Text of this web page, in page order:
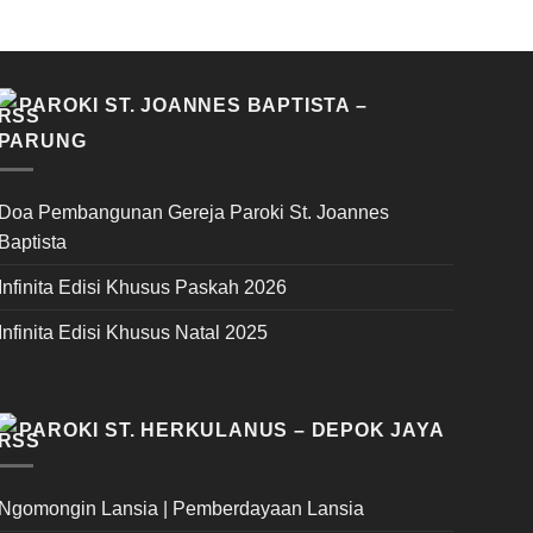
PAROKI ST. JOANNES BAPTISTA –
PARUNG
Doa Pembangunan Gereja Paroki St. Joannes
Baptista
Infinita Edisi Khusus Paskah 2026
Infinita Edisi Khusus Natal 2025
PAROKI ST. HERKULANUS – DEPOK JAYA
Ngomongin Lansia | Pemberdayaan Lansia